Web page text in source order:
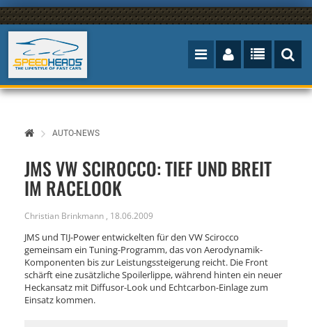
AUTO-NEWS
JMS VW SCIROCCO: TIEF UND BREIT
IM RACELOOK
Christian Brinkmann , 18.06.2009
JMS und TIJ-Power entwickelten für den VW Scirocco
gemeinsam ein Tuning-Programm, das von Aerodynamik-
Komponenten bis zur Leistungssteigerung reicht. Die Front
schärft eine zusätzliche Spoilerlippe, während hinten ein neuer
Heckansatz mit Diffusor-Look und Echtcarbon-Einlage zum
Einsatz kommen.